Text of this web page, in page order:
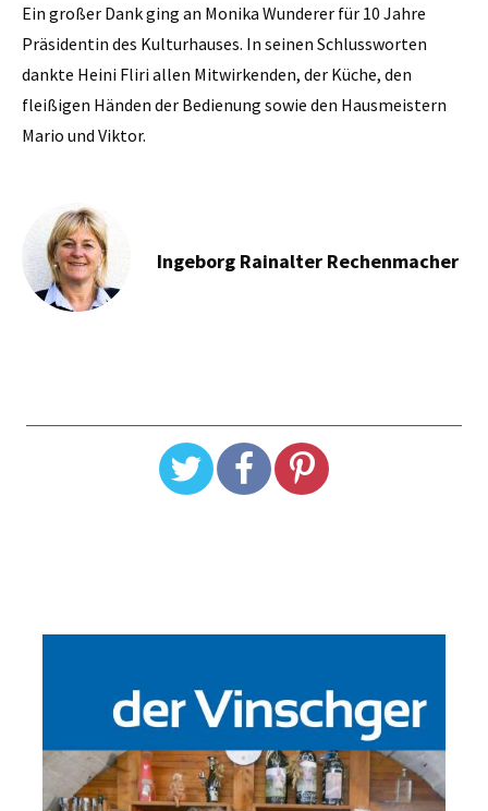
Ein großer Dank ging an Monika Wunderer für 10 Jahre
Präsidentin des Kulturhauses. In seinen Schlussworten
dankte Heini Fliri allen Mitwirkenden, der Küche, den
fleißigen Händen der Bedienung sowie den Hausmeistern
Mario und Viktor.
Ingeborg Rainalter Rechenmacher